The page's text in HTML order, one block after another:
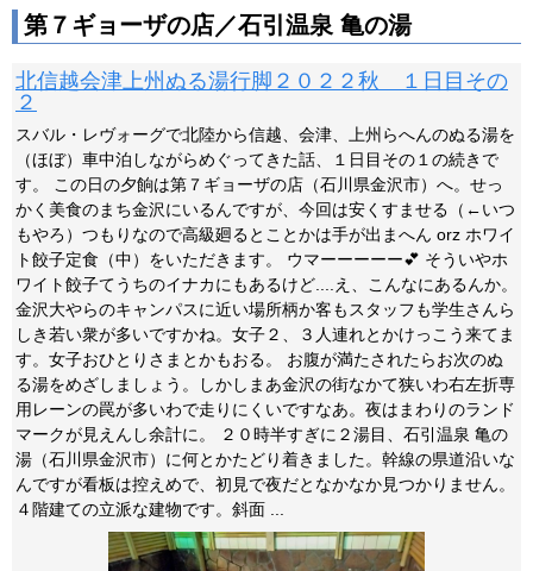
第７ギョーザの店／石引温泉 亀の湯
北信越会津上州ぬる湯行脚２０２２秋 １日目その
２
スバル・レヴォーグで北陸から信越、会津、上州らへんのぬる湯を
（ほぼ）車中泊しながらめぐってきた話、１日目その１の続きで
す。 この日の夕餉は第７ギョーザの店（石川県金沢市）へ。せっ
かく美食のまち金沢にいるんですが、今回は安くすませる（←いつ
もやろ）つもりなので高級廻るとことかは手が出まへん orz ホワイ
ト餃子定食（中）をいただきます。 ウマーーーーー💕 そういやホ
ワイト餃子てうちのイナカにもあるけど....え、こんなにあるんか。
金沢大やらのキャンパスに近い場所柄か客もスタッフも学生さんら
しき若い衆が多いですかね。女子２、３人連れとかけっこう来てま
す。女子おひとりさまとかもおる。 お腹が満たされたらお次のぬ
る湯をめざしましょう。しかしまあ金沢の街なかて狭いわ右左折専
用レーンの罠が多いわで走りにくいですなあ。夜はまわりのランド
マークが見えんし余計に。 ２０時半すぎに２湯目、石引温泉 亀の
湯（石川県金沢市）に何とかたどり着きました。幹線の県道沿いな
んですが看板は控えめで、初見で夜だとなかなか見つかりません。
４階建ての立派な建物です。斜面 ...